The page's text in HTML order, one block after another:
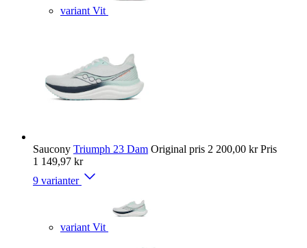
variant Vit
Saucony Triumph 23 Dam Original pris 2 200,00 kr Pris
1 149,97 kr
9 varianter
variant Vit